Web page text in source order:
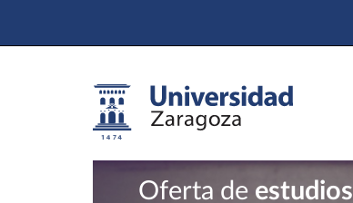
Oferta de estudios